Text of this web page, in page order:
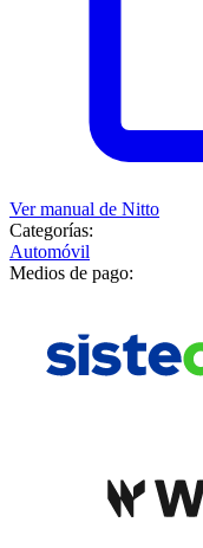
Ver manual de Nitto
Categorías:
Automóvil
Medios de pago: